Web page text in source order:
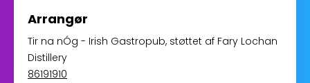
Arrangør
Tir na nÓg - Irish Gastropub, støttet af Fary Lochan
Distillery
86191910